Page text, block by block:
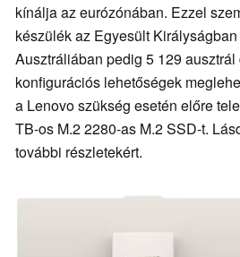
kínálja az eurózónában. Ezzel
készülék az Egyesült
Ausztráliában pedig 5 129
konfigurációs lehetőségek
a Lenovo szükség esetén előre
TB-os M.2 2280-as M.2 SSD-t.
további részletekért.